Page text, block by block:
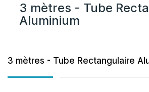
3 mètres - Tube
Aluminium
3 mètres - Tube Rectangulaire